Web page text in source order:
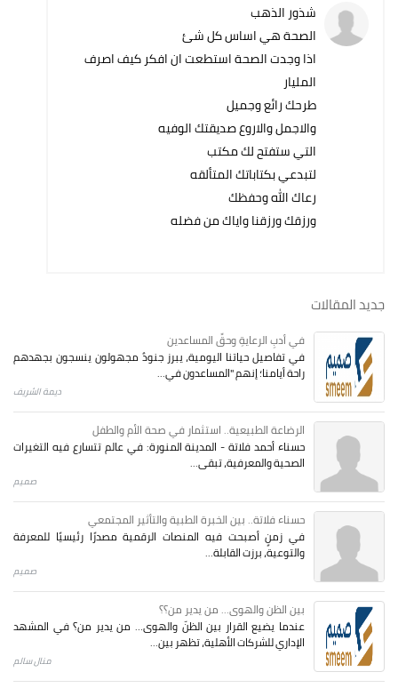
شذور الذهب
الصحة هي اساس كل شئ
اذا وجدت الصحة استطعت ان افكر كيف اصرف
المليار
طرحك رائع وجميل
والاجمل والاروع صديقتك الوفيه
التي ستفتح لك مكتب
لتبدعي بكتاباتك المتألقه
رعاك الله وحفظك
ورزقك ورزقنا واياك من فضله
جديد المقالات
في أدبِ الرعايةِ وحقِّ المساعدين
في تفاصيل حياتنا اليومية، يبرز جنودٌ مجهولون ينسجون بجهدهم
راحة أيامنا؛ إنهم "المساعدون في...
ديمة الشريف
الرضاعة الطبيعية.. استثمار في صحة الأم والطفل
حسناء أحمد فلاتة - المدينة المنورة: في عالم تتسارع فيه التغيرات
الصحية والمعرفية، تبقى...
صميم
حسناء فلاتة.. بين الخبرة الطبية والتأثير المجتمعي
في زمنٍ أصبحت فيه المنصات الرقمية مصدرًا رئيسيًا للمعرفة
والتوعية، برزت القابلة...
صميم
بين الظن والهوى... من يدير من؟؟
عندما يضيع القرار بين الظنّ والهوى… من يدير من؟ في المشهد
الإداري للشركات الأهلية، تظهر بين...
منال سالم